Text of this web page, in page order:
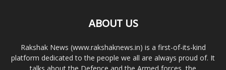
ABOUT US
Rakshak News (www.rakshaknews.in) is a first-of-its-kind
platform dedicated to the people we all are always proud of. It